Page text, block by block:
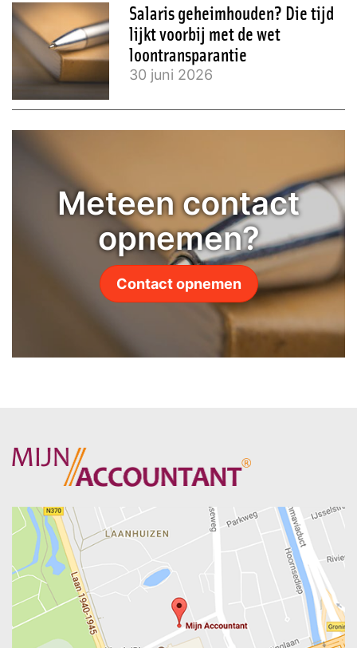
Salaris geheimhouden? Die tijd
lijkt voorbij met de wet
loontransparantie
30 juni 2026
Meteen contact
opnemen?
Contact opnemen